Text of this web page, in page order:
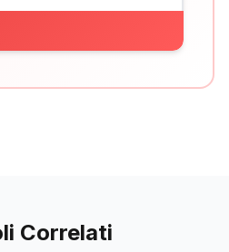
Correlati